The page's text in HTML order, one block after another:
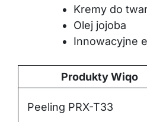
Kremy do
Olej jojoba
Innowacyjne
Produkty Wiqo
Peeling PRX-T33